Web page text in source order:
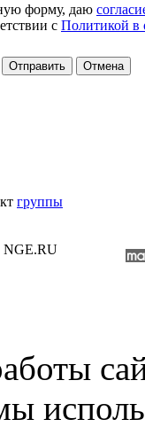
форму, даю
с Политикой в
группы
NGE.RU